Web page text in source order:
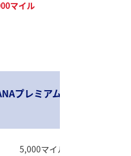
マイル
プレミアムカード
5,000マイル